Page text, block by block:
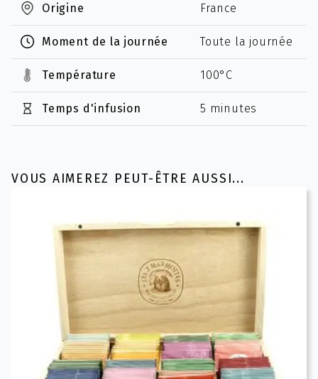
Origine France
Moment de la journée Toute la journée
Température 100°C
Temps d'infusion 5 minutes
VOUS AIMEREZ PEUT-ÊTRE AUSSI...